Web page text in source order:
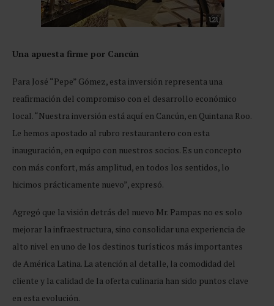
Una apuesta firme por Cancún
Para José “Pepe” Gómez, esta inversión representa una
reafirmación del compromiso con el desarrollo económico
local. “Nuestra inversión está aquí en Cancún, en Quintana Roo.
Le hemos apostado al rubro restaurantero con esta
inauguración, en equipo con nuestros socios. Es un concepto
con más confort, más amplitud, en todos los sentidos, lo
hicimos prácticamente nuevo”, expresó.
Agregó que la visión detrás del nuevo Mr. Pampas no es solo
mejorar la infraestructura, sino consolidar una experiencia de
alto nivel en uno de los destinos turísticos más importantes
de América Latina. La atención al detalle, la comodidad del
cliente y la calidad de la oferta culinaria han sido puntos clave
en esta evolución.